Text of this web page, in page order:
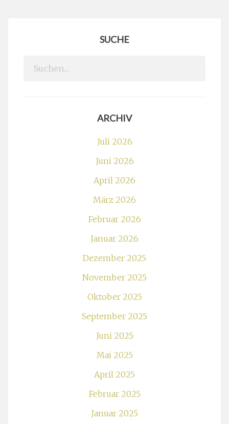
SUCHE
Search
ARCHIV
Juli 2026
Juni 2026
April 2026
März 2026
Februar 2026
Januar 2026
Dezember 2025
November 2025
Oktober 2025
September 2025
Juni 2025
Mai 2025
April 2025
Februar 2025
Januar 2025